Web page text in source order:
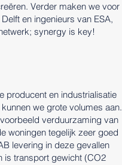
Verder maken we voor
en ingenieurs van ESA,
synergy is key!
producent en industrialisatie
we grote volumes aan.
verduurzaming van
woningen tegelijk zeer goed
levering in deze gevallen
is transport gewicht (CO2